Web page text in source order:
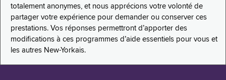
totalement anonymes, et nous apprécions votre volonté de
partager votre expérience pour demander ou conserver ces
prestations. Vos réponses permettront d’apporter des
modifications à ces programmes d’aide essentiels pour vous et
les autres New-Yorkais.